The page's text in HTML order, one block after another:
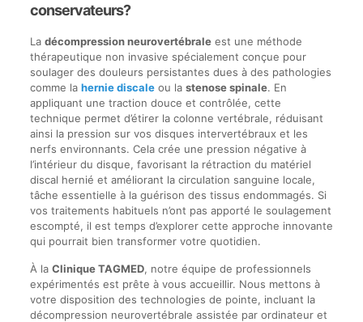
conservateurs?
La décompression neurovertébraleest une méthode
thérapeutique non invasive spécialement conçue pour
soulager des douleurs persistantes dues à des pathologies
comme la hernie discaleou la stenose spinale. En
appliquant une traction douce et contrôlée, cette
technique permet d’étirer la colonne vertébrale, réduisant
ainsi la pression sur vos disques intervertébraux et les
nerfs environnants. Cela crée une pression négative à
l’intérieur du disque, favorisant la rétraction du matériel
discal hernié et améliorant la circulation sanguine locale,
tâche essentielle à la guérison des tissus endommagés. Si
vos traitements habituels n’ont pas apporté le soulagement
escompté, il est temps d’explorer cette approche innovante
qui pourrait bien transformer votre quotidien.
À la Clinique TAGMED, notre équipe de professionnels
expérimentés est prête à vous accueillir. Nous mettons à
votre disposition des technologies de pointe, incluant la
décompression neurovertébrale assistée par ordinateur et